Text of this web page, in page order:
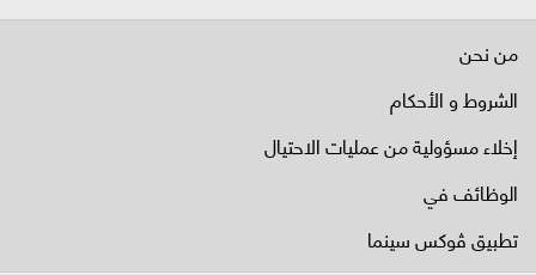
من نحن
الشروط و الأحكام
إخلاء مسؤولية من عمليات الاحتيال
الوظائف في
تطبيق ڤوكس سينما